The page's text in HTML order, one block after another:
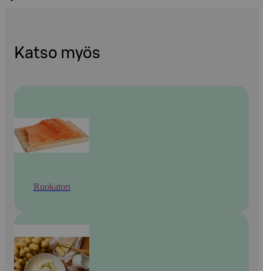
Katso myös
Ruokatori